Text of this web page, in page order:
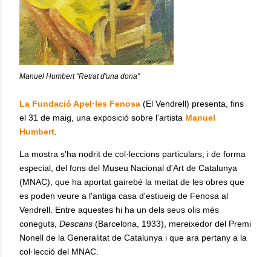
Manuel Humbert "Retrat d'una dona"
La Fundació Apel·les Fenosa (El Vendrell) presenta, fins
el 31 de maig, una exposició sobre l'artista Manuel
Humbert
La mostra s'ha nodrit de col·leccions particulars, i de forma
especial, del fons del Museu Nacional d'Art de Catalunya
(MNAC), que ha aportat gairebé la meitat de les obres que
es poden veure a l'antiga casa d'estiueig de Fenosa al
Vendrell. Entre aquestes hi ha un dels seus olis més
coneguts, Descans (Barcelona, 1933), mereixedor del Premi
Nonell de la Generalitat de Catalunya i que ara pertany a la
col·lecció del MNAC.